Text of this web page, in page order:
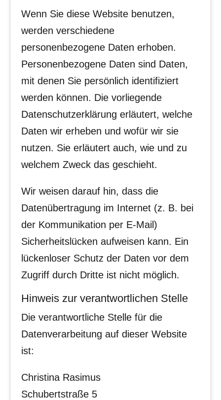
Wenn Sie diese Website benutzen,
werden verschiedene
personenbezogene Daten erhoben.
Personenbezogene Daten sind Daten,
mit denen Sie persönlich identifiziert
werden können. Die vorliegende
Datenschutzerklärung erläutert, welche
Daten wir erheben und wofür wir sie
nutzen. Sie erläutert auch, wie und zu
welchem Zweck das geschieht.
Wir weisen darauf hin, dass die
Datenübertragung im Internet (z. B. bei
der Kommunikation per E-Mail)
Sicherheitslücken aufweisen kann. Ein
lückenloser Schutz der Daten vor dem
Zugriff durch Dritte ist nicht möglich.
Hinweis zur verantwortlichen Stelle
Die verantwortliche Stelle für die
Datenverarbeitung auf dieser Website
ist:
Christina Rasimus
Schubertstraße 5